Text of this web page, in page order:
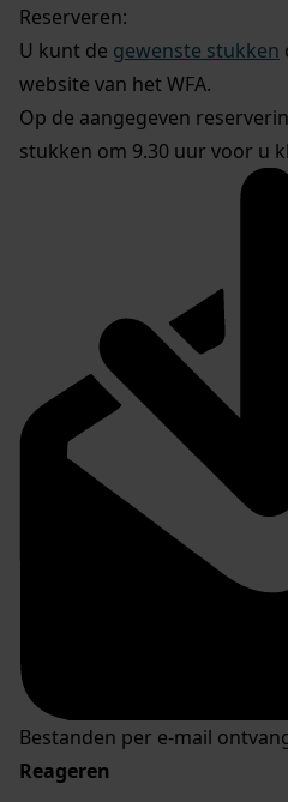
Reserveren:
U kunt de gewenste stukken
website van het WFA.
Op de aangegeven
stukken om 9.30 uur voor u
Bestanden per e-mail
Reageren